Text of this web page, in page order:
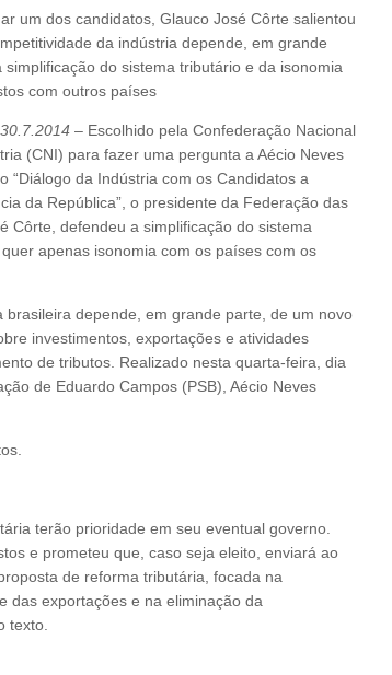
um dos candidatos, Glauco José Côrte salientou
da indústria depende, em grande
simplificação do sistema tributário e da isonomia
com outros países
– Escolhido pela Confederação Nacional
(CNI) para fazer uma pergunta a Aécio Neves
“Diálogo da Indústria com os Candidatos a
da República”, o presidente da Federação das
Côrte, defendeu a simplificação do sistema
apenas isonomia com os países com os
depende, em grande parte, de um novo
investimentos, exportações e atividades
de tributos. Realizado nesta quarta-feira, dia
de Eduardo Campos (PSB), Aécio Neves
terão prioridade em seu eventual governo.
e prometeu que, caso seja eleito, enviará ao
de reforma tributária, focada na
das exportações e na eliminação da
texto.